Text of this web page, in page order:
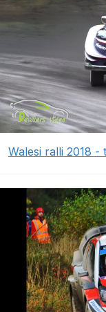
Walesi ralli 2018 -